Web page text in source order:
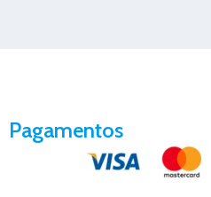
Pagamentos